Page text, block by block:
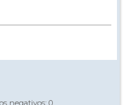
negativos: 0